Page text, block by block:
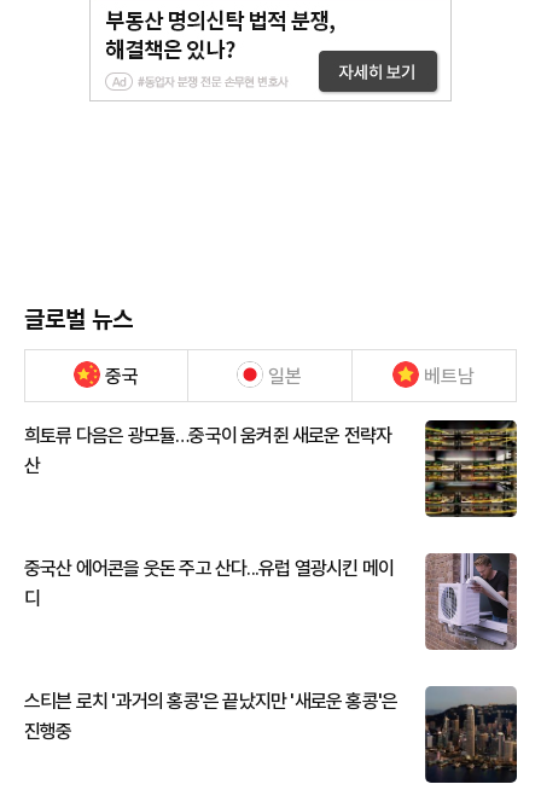
글로벌 뉴스
중국 일본 베트남
희토류 다음은 광모듈…중국이 움켜쥔 새로운 전략자
산
중국산 에어콘을 웃돈 주고 산다...유럽 열광시킨 메이
디
스티븐 로치 '과거의 홍콩'은 끝났지만 '새로운 홍콩'은
진행중